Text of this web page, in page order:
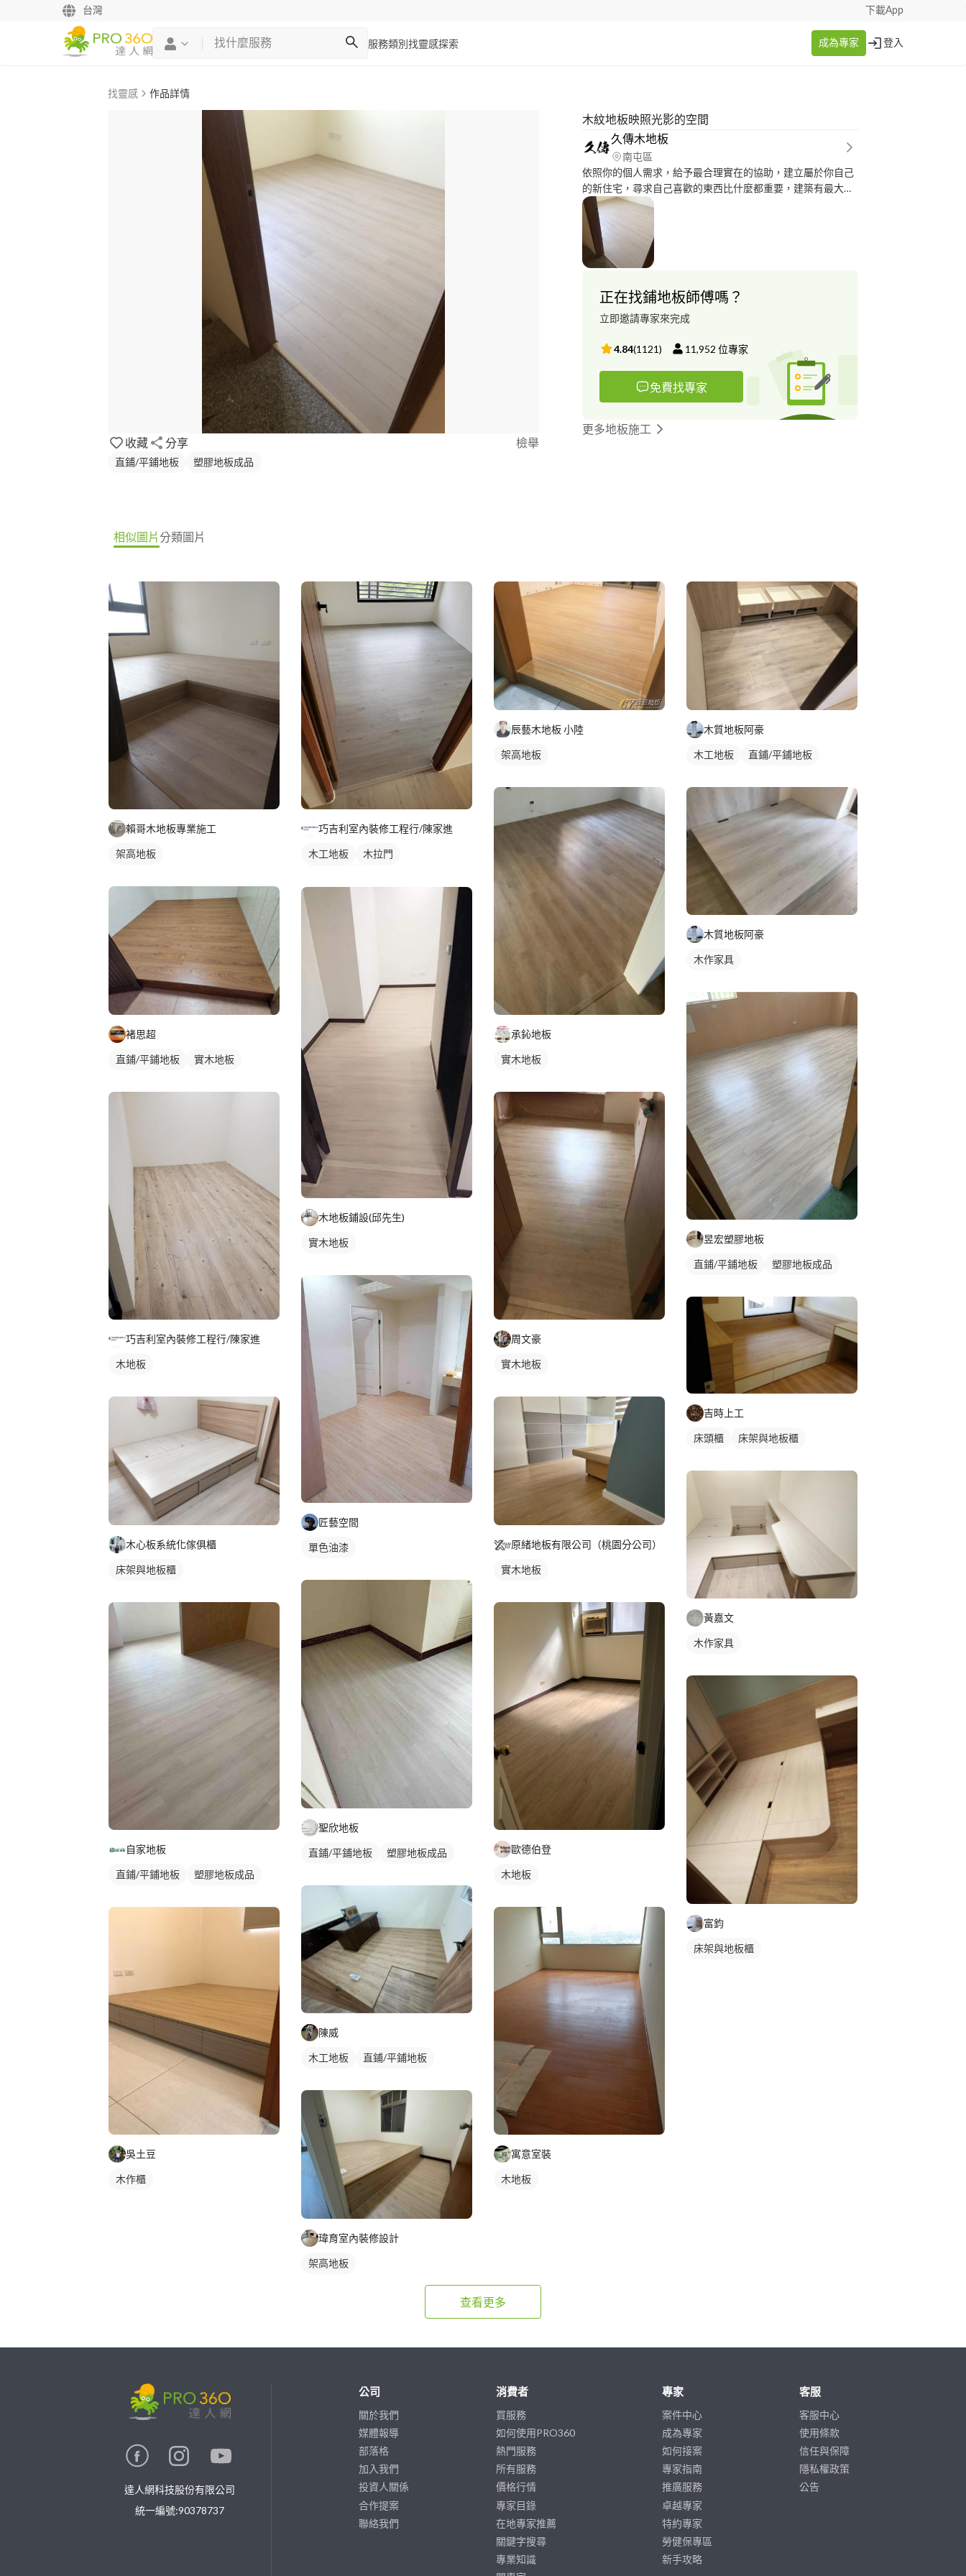
台灣 下載App
服務類別 找靈感探索 成為專家 登入
找靈感 作品詳情
收藏 分享 檢舉
直鋪/平鋪地板 塑膠地板成品
木紋地板映照光影的空間
久傳木地板
南屯區
依照你的個人需求，給予最合理實在的協助，建立屬於你自己
的新住宅，尋求自己喜歡的東西比什麼都重要，建築有最大的
視覺改變的選項就是大量的顏色改變，牆壁的顏色，地板的顏
色，天花板的顏色，都是能夠快速改變整體風格以及自身心情
的方式。
正在找鋪地板師傅嗎？
立即邀請專家來完成
4.84(1121) 11,952 位專家
免費找專家
更多地板施工
相似圖片分類圖片
賴哥木地板專業施工
架高地板
褚思超
直鋪/平鋪地板 實木地板
巧吉利室內裝修工程行/陳家進
木地板
木心板系統化傢俱櫃
床架與地板櫃
自家地板
直鋪/平鋪地板 塑膠地板成品
吳土豆
木作櫃
巧吉利室內裝修工程行/陳家進
木工地板
木拉門
木地板鋪設(邱先生)
實木地板
匠藝空間
單色油漆
聖欣地板
直鋪/平鋪地板 塑膠地板成品
陳威
木工地板 直鋪/平鋪地板
瑋育室內裝修設計
架高地板
辰藝木地板 小陸
架高地板
承鈊地板
實木地板
周文豪
實木地板
原緒地板有限公司（桃園分公司）
實木地板
歐德伯登
木地板
寓意室裝
木地板
木質地板阿豪
木工地板 直鋪/平鋪地板
木質地板阿豪
木作家具
昱宏塑膠地板
直鋪/平鋪地板 塑膠地板成品
吉時上工
床頭櫃 床架與地板櫃
黃嘉文
木作家具
富鈞
床架與地板櫃
查看更多
達人網科技股份有限公司
統一編號:90378737
公司
關於我們
媒體報導
部落格
加入我們
投資人關係
合作提案
聯絡我們
消費者
買服務
如何使用PRO360
熱門服務
所有服務
價格行情
專家目錄
在地專家推薦
關鍵字搜尋
專業知識
專家
案件中心
成為專家
如何接案
專家指南
推廣服務
卓越專家
特約專家
勞健保專區
新手攻略
客服
客服中心
使用條款
信任與保障
隱私權政策
公告